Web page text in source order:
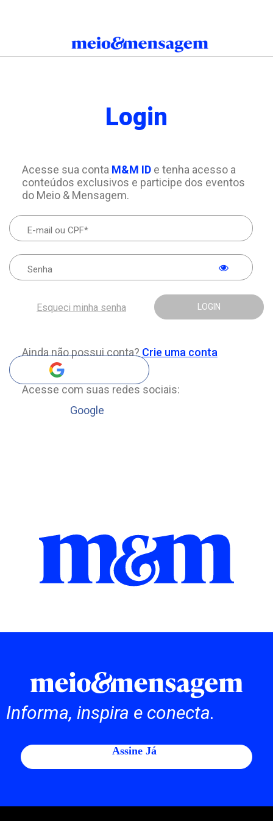
Login
Acesse sua conta M&M IDe tenha acesso a
conteúdos exclusivos e participe dos eventos
do Meio & Mensagem.
LOGIN
Esqueci minha senha
Ainda não possui conta? Crie uma conta
Acesse com suas redes sociais:
Google
Informa, inspira e conecta.
Assine Já